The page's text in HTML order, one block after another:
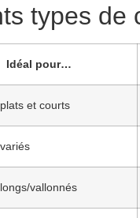
types de
Idéal pour…
et courts
vallonnés